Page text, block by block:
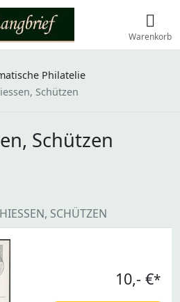
Warenkorb
Philatelie
Schützen
Schützen
SCHÜTZEN
10,- €*